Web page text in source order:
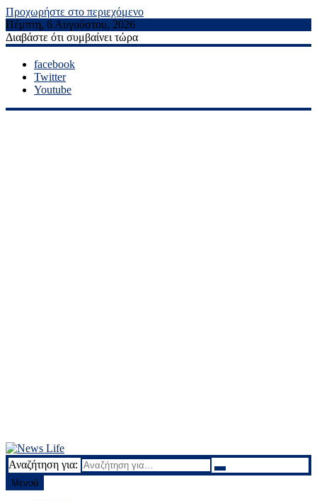
Προχωρήστε στο περιεχόμενο
Πέμπτη, 6 Αυγούστου, 2026
Διαβάστε ότι συμβαίνει τώρα
facebook
Twitter
Youtube
News Life
Ειδήσεις και νέα
Αναζήτηση για:
Μενού